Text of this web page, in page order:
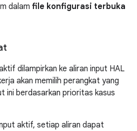
dalam file konfigurasi terbuka
dilampirkan ke aliran input HAL
akan memilih perangkat yang
ini berdasarkan prioritas kasus
aktif, setiap aliran dapat